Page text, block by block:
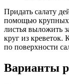
Придать салату
помощью крупных
листья выложить
круг из креветок.
по поверхности
Варианты